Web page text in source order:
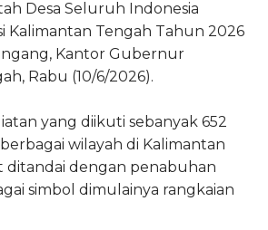
Desa Seluruh Indonesia
Kalimantan Tengah Tahun 2026
Kantor Gubernur
Rabu (10/6/2026).
yang diikuti sebanyak 652
wilayah di Kalimantan
ditandai dengan penabuhan
simbol dimulainya rangkaian